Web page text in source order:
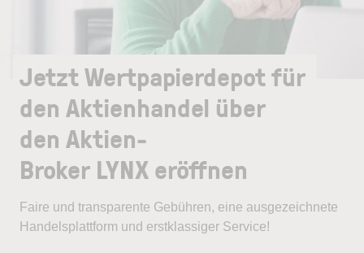
Jetzt Wertpapierdepot für
den Aktienhandel über
den Aktien-
Broker LYNX eröffnen
Faire und transparente Gebühren, eine ausgezeichnete
Handelsplattform und erstklassiger Service!